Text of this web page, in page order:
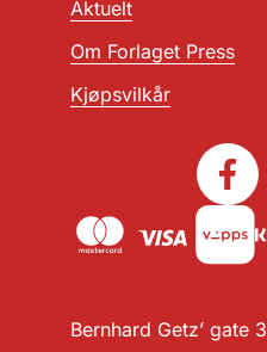
Bernhard Getz’ gate 3
Aktuelt
Om Forlaget Press
Kjøpsvilkår